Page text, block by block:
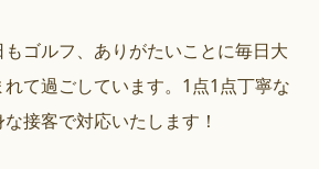
ゴルフ、ありがたいことに毎日大
て過ごしています。1点1点丁寧な
接客で対応いたします！